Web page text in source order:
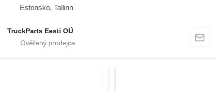
Estonsko, Tallinn
TruckParts Eesti OÜ